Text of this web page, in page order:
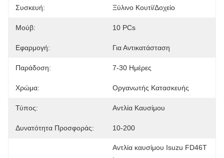
Συσκευή: Ξύλινο Κουτί/δοχείο
Μούβ: 10 PCs
Εφαρμογή: Για Αντικατάσταση
Παράδοση: 7-30 Ημέρες
Χρώμα: Οργανωτής Κατασκευής
Τύπος: Αντλία Καυσίμου
Δυνατότητα Προσφοράς: 10-200
Αντλία καυσίμου Isuzu FD46T